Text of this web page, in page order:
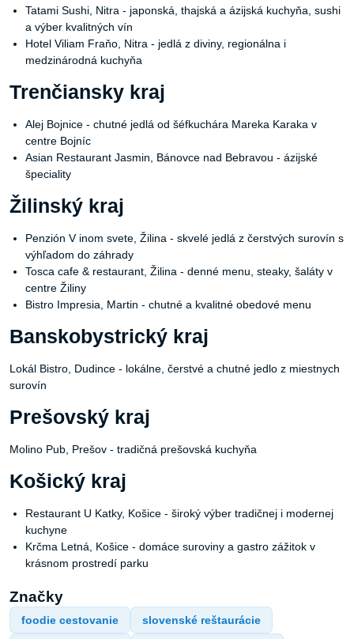
Tatami Sushi, Nitra - japonská, thajská a ázijská kuchyňa, sushi
a výber kvalitných vín
Hotel Viliam Fraňo, Nitra - jedlá z diviny, regionálna i
medzinárodná kuchyňa
Trenčiansky kraj
Alej Bojnice - chutné jedlá od šéfkuchára Mareka Karaka v
centre Bojníc
Asian Restaurant Jasmin, Bánovce nad Bebravou - ázijské
špeciality
Žilinský kraj
Penzión V inom svete, Žilina - skvelé jedlá z čerstvých surovín s
výhľadom do záhrady
Tosca cafe & restaurant, Žilina - denné menu, steaky, šaláty v
centre Žiliny
Bistro Impresia, Martin - chutné a kvalitné obedové menu
Banskobystrický kraj
Lokál Bistro, Dudince - lokálne, čerstvé a chutné jedlo z miestnych
surovín
Prešovský kraj
Molino Pub, Prešov - tradičná prešovská kuchyňa
Košický kraj
Restaurant U Katky, Košice - široký výber tradičnej i modernej
kuchyne
Krčma Letná, Košice - domáce suroviny a gastro zážitok v
krásnom prostredí parku
Značky
foodie cestovanie slovenské reštaurácie